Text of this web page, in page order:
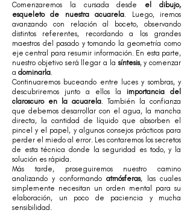
Comenzaremos la cursada desde el dibujo,
esqueleto de nuestra acuarela. Luego, iremos
avanzando con relación al boceto, observando
distintos referentes, recordando a los grandes
maestros del pasado y tomando la geometría como
eje central para resumir información. En esta parte,
nuestro objetivo será llegar a la síntesis, y comenzar
a dominarla.
Continuaremos buceando entre luces y sombras, y
descubriremos junto a ellos la importancia del
claroscuro en la acuarela. También la confianza
que debemos desarrollar con el agua, la mancha
directa, la cantidad de líquido que absorben el
pincel y el papel, y algunos consejos prácticos para
perder el miedo al error. Les contaremos los secretos
de esta técnica donde la seguridad es todo, y la
solución es rápida.
Más tarde, proseguiremos nuestro camino
analizando y conformandoatmósferas, las cuales
simplemente necesitan un orden mental para su
elaboración, un poco de paciencia y mucha
sensibilidad.